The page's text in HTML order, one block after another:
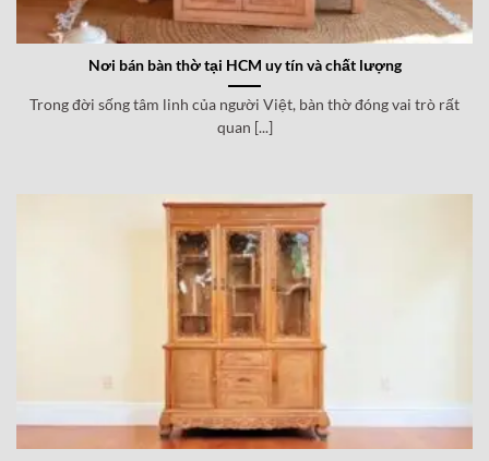
Nơi bán bàn thờ tại HCM uy tín và chất lượng
Trong đời sống tâm linh của người Việt, bàn thờ đóng vai trò rất
quan [...]